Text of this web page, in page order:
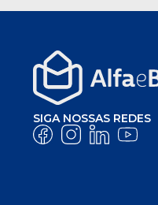
SIGA NOSSAS REDES